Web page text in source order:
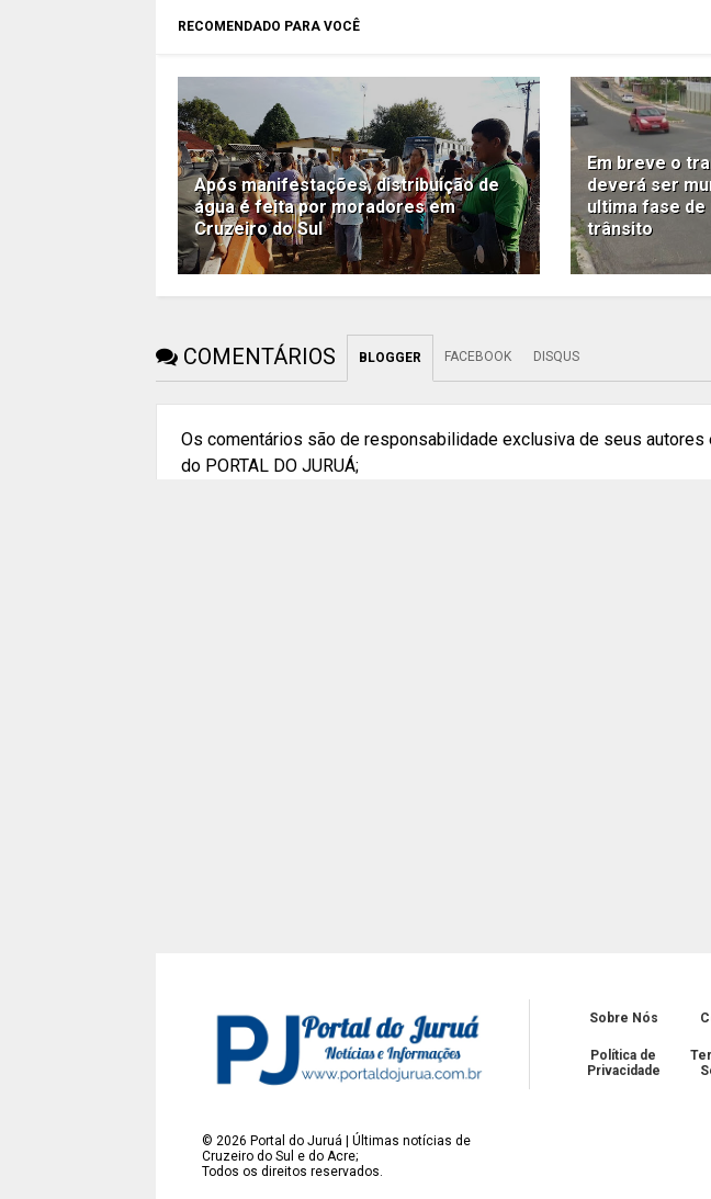
RECOMENDADO PARA VOCÊ
Após manifestações, distribuição de
água é feita por moradores em
Cruzeiro do Sul
Em breve o
deverá ser
ultima fase de
trânsito
COMENTÁRIOS BLOGGER FACEBOOK DISQUS
Os comentários são de responsabilidade exclusiva de seus autores
do PORTAL DO JURUÁ;
© 2026 Portal do Juruá | Últimas notícias de
Cruzeiro do Sul e do Acre;
Todos os direitos reservados.
Sobre Nós
Política de
Privacidade